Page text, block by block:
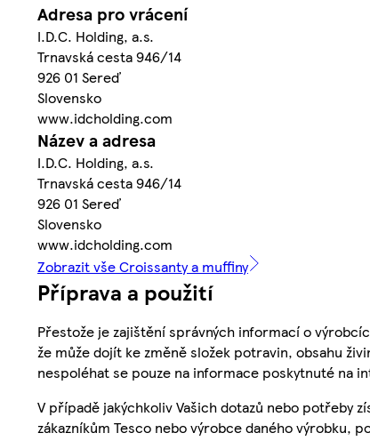
Adresa pro vrácení
I.D.C. Holding, a.s.
Trnavská cesta 946/14
926 01 Sereď
Slovensko
www.idcholding.com
Název a adresa
I.D.C. Holding, a.s.
Trnavská cesta 946/14
926 01 Sereď
Slovensko
www.idcholding.com
Zobrazit vše Croissanty a muffiny
Příprava a použití
Přestože je zajištění správných informací o
že může dojít ke změně složek potravin, obsahu
nespoléhat se pouze na informace poskytnuté na
V případě jakýchkoliv Vašich dotazů nebo potřeby
zákazníkům Tesco nebo výrobce daného výrobku,